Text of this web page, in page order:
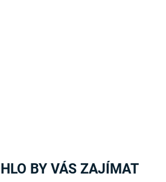
BY VÁS ZAJÍMAT